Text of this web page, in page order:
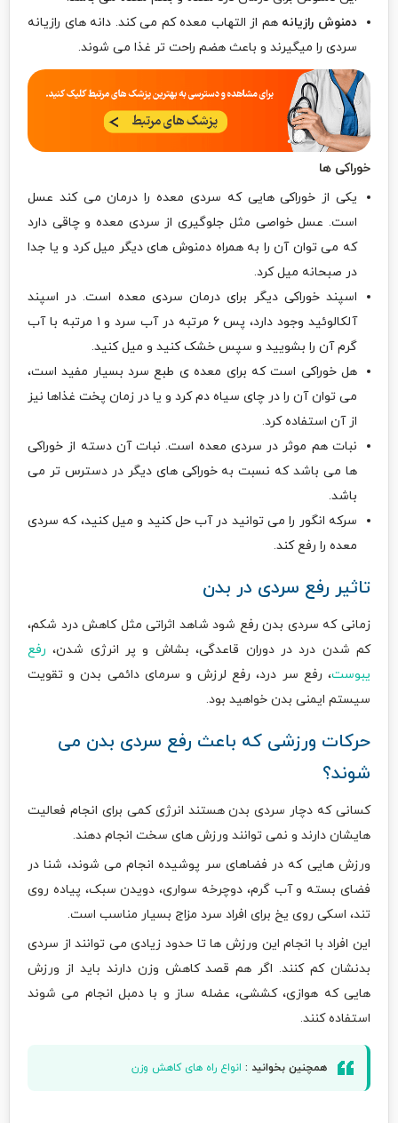
دمنوش رازیانه هم از التهاب معده کم می کند. دانه های رازیانه
سردی را میگیرند و باعث هضم راحت تر غذا می شوند.
خوراکی ها
یکی از خوراکی هایی که سردی معده را درمان می کند عسل
است. عسل خواصی مثل جلوگیری از سردی معده و چاقی دارد
که می توان آن را به همراه دمنوش های دیگر میل کرد و یا جدا
در صبحانه میل کرد.
اسپند خوراکی دیگر برای درمان سردی معده است. در اسپند
آلکالوئید وجود دارد، پس ۶ مرتبه در آب سرد و ۱ مرتبه با آب
گرم آن را بشویید و سپس خشک کنید و میل کنید.
هل خوراکی است که برای معده ی طبع سرد بسیار مفید است،
می توان آن را در چای سیاه دم کرد و یا در زمان پخت غذاها نیز
از آن استفاده کرد.
نبات هم موثر در سردی معده است. نبات آن دسته از خوراکی
ها می باشد که نسبت به خوراکی های دیگر در دسترس تر می
باشد.
سرکه انگور را می توانید در آب حل کنید و میل کنید، که سردی
معده را رفع ‌کند.
تاثیر رفع سردی در بدن
زمانی که سردی بدن رفع شود شاهد اثراتی مثل کاهش درد شکم،
کم شدن درد در دوران قاعدگی، بشاش و پر انرژی شدن، رفع
یبوست، رفع سر درد، رفع لرزش و سرمای دائمی بدن و تقویت
سیستم ایمنی بدن خواهید بود.
حرکات ورزشی که باعث رفع سردی بدن می
شوند؟
کسانی که دچار سردی بدن هستند انرژی کمی برای انجام فعالیت
هایشان دارند و نمی توانند ورزش های سخت انجام دهند.
ورزش هایی که در فضاهای سر پوشیده انجام می شوند، شنا در
فضای بسته و آب گرم، دوچرخه سواری، دویدن سبک، پیاده روی
تند، اسکی روی یخ برای افراد سرد مزاج بسیار مناسب است.
این افراد با انجام این ورزش ها تا حدود زیادی می توانند از سردی
بدنشان ‌کم کنند. اگر هم قصد کاهش وزن دارند باید از ورزش
هایی که هوازی، کششی، عضله ساز و با دمبل انجام می شوند
استفاده کنند.
همچنین بخوانید : انواع راه های کاهش وزن